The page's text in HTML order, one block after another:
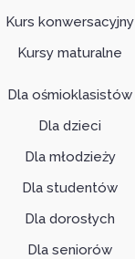
Kurs konwersacyjny
Kursy maturalne
Dla ośmioklasistów
Dla dzieci
Dla młodzieży
Dla studentów
Dla dorosłych
Dla seniorów